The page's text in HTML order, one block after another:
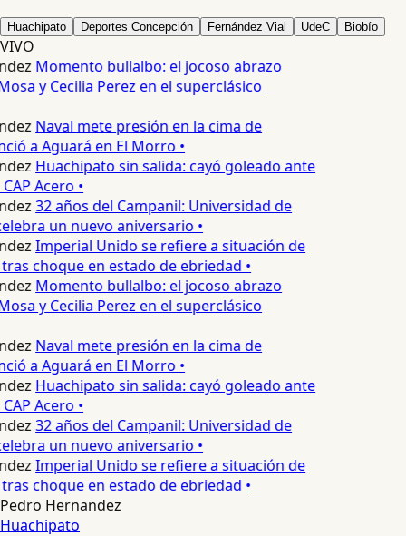
Huachipato Deportes Concepción Fernández Vial UdeC Biobío
VIVO
Momento bullalbo: el jocoso abrazo
y Cecilia Perez en el superclásico
Naval mete presión en la cima de
a Aguará en El Morro •
Huachipato sin salida: cayó goleado ante
Acero •
32 años del Campanil: Universidad de
un nuevo aniversario •
Imperial Unido se refiere a situación de
choque en estado de ebriedad •
Momento bullalbo: el jocoso abrazo
y Cecilia Perez en el superclásico
Naval mete presión en la cima de
a Aguará en El Morro •
Huachipato sin salida: cayó goleado ante
Acero •
32 años del Campanil: Universidad de
un nuevo aniversario •
Imperial Unido se refiere a situación de
choque en estado de ebriedad •
Pedro Hernandez
Huachipato